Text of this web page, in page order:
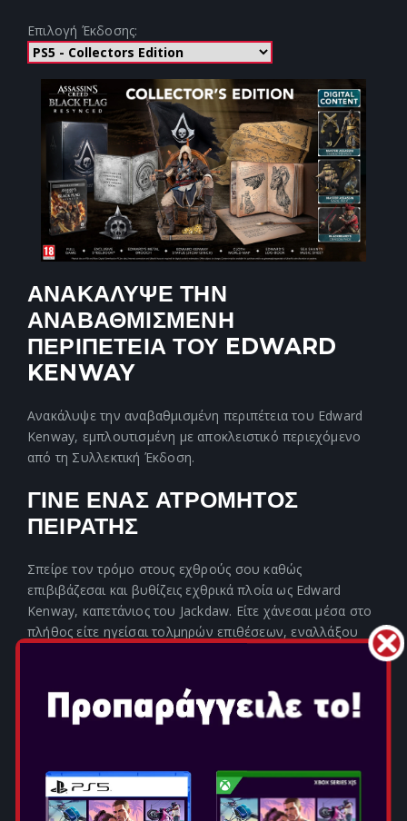
Επιλογή Έκδοσης:
ΑΝΑΚΑΛΥΨΕ ΤΗΝ
ΑΝΑΒΑΘΜΙΣΜΕΝΗ
ΠΕΡΙΠΕΤΕΙΑ ΤΟΥ EDWARD
KENWAY
Ανακάλυψε την αναβαθμισμένη περιπέτεια του Edward
Kenway, εμπλουτισμένη με αποκλειστικό περιεχόμενο
από τη Συλλεκτική Έκδοση.
ΓΙΝΕ ΕΝΑΣ ΑΤΡΟΜΗΤΟΣ
ΠΕΙΡΑΤΗΣ
Σπείρε τον τρόμο στους εχθρούς σου καθώς
επιβιβάζεσαι και βυθίζεις εχθρικά πλοία ως Edward
Kenway, καπετάνιος του Jackdaw. Είτε χάνεσαι μέσα στο
πλήθος είτε ηγείσαι τολμηρών επιθέσεων, εναλλάξου
πιστόλια και τη Λεπίδα του Assassin. Με θρυλικές
ιστορικές μορφές της πειρατείας στο πλευρό σου,
ΕΝΑ ΚΛΑΣΙΚΟ,